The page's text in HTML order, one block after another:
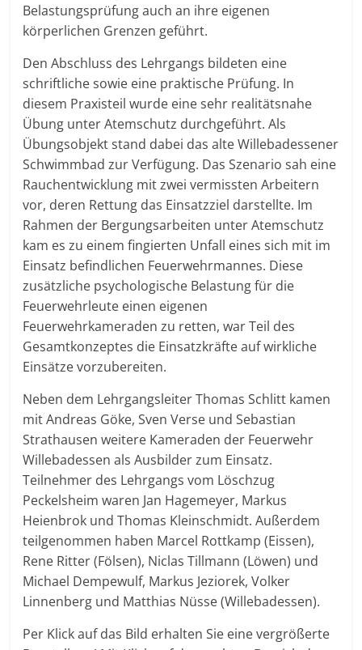
Belastungsprüfung auch an ihre eigenen
körperlichen Grenzen geführt.
Den Abschluss des Lehrgangs bildeten eine
schriftliche sowie eine praktische Prüfung. In
diesem Praxisteil wurde eine sehr realitätsnahe
Übung unter Atemschutz durchgeführt. Als
Übungsobjekt stand dabei das alte Willebadessener
Schwimmbad zur Verfügung. Das Szenario sah eine
Rauchentwicklung mit zwei vermissten Arbeitern
vor, deren Rettung das Einsatzziel darstellte. Im
Rahmen der Bergungsarbeiten unter Atemschutz
kam es zu einem fingierten Unfall eines sich mit im
Einsatz befindlichen Feuerwehrmannes. Diese
zusätzliche psychologische Belastung für die
Feuerwehrleute einen eigenen
Feuerwehrkameraden zu retten, war Teil des
Gesamtkonzeptes die Einsatzkräfte auf wirkliche
Einsätze vorzubereiten.
Neben dem Lehrgangsleiter Thomas Schlitt kamen
mit Andreas Göke, Sven Verse und Sebastian
Strathausen weitere Kameraden der Feuerwehr
Willebadessen als Ausbilder zum Einsatz.
Teilnehmer des Lehrgangs vom Löschzug
Peckelsheim waren Jan Hagemeyer, Markus
Heienbrok und Thomas Kleinschmidt. Außerdem
teilgenommen haben Marcel Rottkamp (Eissen),
Rene Ritter (Fölsen), Niclas Tillmann (Löwen) und
Michael Dempewulf, Markus Jeziorek, Volker
Linnenberg und Matthias Nüsse (Willebadessen).
Per Klick auf das Bild erhalten Sie eine vergrößerte